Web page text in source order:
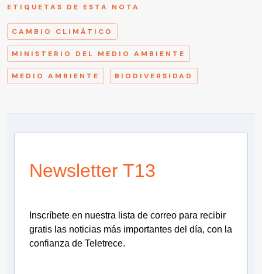
ETIQUETAS DE ESTA NOTA
CAMBIO CLIMÁTICO
MINISTERIO DEL MEDIO AMBIENTE
MEDIO AMBIENTE BIODIVERSIDAD
Newsletter T13
Inscríbete en nuestra lista de correo para recibir
gratis las noticias más importantes del día, con la
confianza de Teletrece.